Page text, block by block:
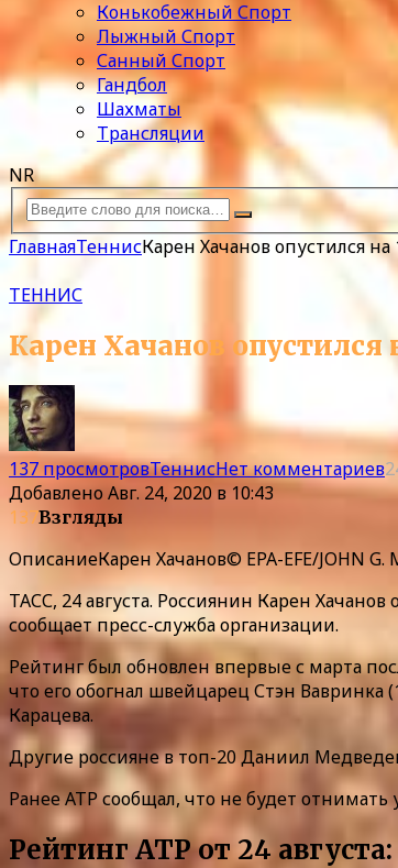
Конькобежный Спорт
Лыжный Спорт
Санный Спорт
Гандбол
Шахматы
Трансляции
NR
ГлавнаяТеннисКарен Хачанов опустился
ТЕННИС
Карен Хачанов опустился
137 просмотровТеннисНет комментариев
ДобавленоАвг. 24, 2020 в 10:43
137Взгляды
ОписаниеКарен Хачанов© EPA-EFE/JOHN G.
ТАСС, 24 августа. Россиянин Карен
сообщает пресс-служба организации.
Рейтинг был обновлен впервые с марта
что его обогнал швейцарец Стэн
Карацева.
Другие россияне в топ-20 Даниил
Ранее АТР сообщал, что не будет
Рейтинг АТР от 24 августа: